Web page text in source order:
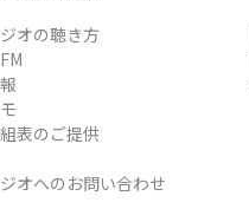
オの聴き方
表のご提供
オへのお問い合わせ